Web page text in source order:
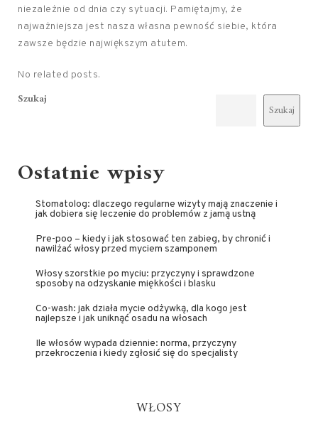
niezależnie od dnia czy sytuacji. Pamiętajmy, że
najważniejsza jest nasza własna pewność siebie, która
zawsze będzie największym atutem.
No related posts.
Szukaj
Szukaj
Ostatnie wpisy
Stomatolog: dlaczego regularne wizyty mają znaczenie i
jak dobiera się leczenie do problemów z jamą ustną
Pre-poo – kiedy i jak stosować ten zabieg, by chronić i
nawilżać włosy przed myciem szamponem
Włosy szorstkie po myciu: przyczyny i sprawdzone
sposoby na odzyskanie miękkości i blasku
Co-wash: jak działa mycie odżywką, dla kogo jest
najlepsze i jak uniknąć osadu na włosach
Ile włosów wypada dziennie: norma, przyczyny
przekroczenia i kiedy zgłosić się do specjalisty
WŁOSY